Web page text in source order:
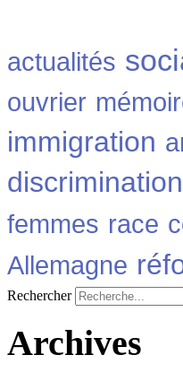
actualités
ouvrier
immigration
femmes race
Allemagne
Rechercher
Archives